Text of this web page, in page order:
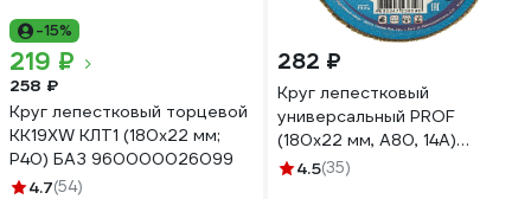
-15%
219 ₽
258 ₽
Круг лепестковый торцевой
KK19XW КЛТ1 (180х22 мм;
P40) БАЗ 960000026099
4.7(54)
282 ₽
Круг лепестковый
универсальный PROF
(180х22 мм, А80, 14А)
Tsunami КЛТ1
4.5(35)